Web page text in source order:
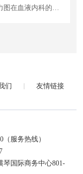
血液内科的应用
们 友情链接
（服务热线）
琴国际商务中心801-